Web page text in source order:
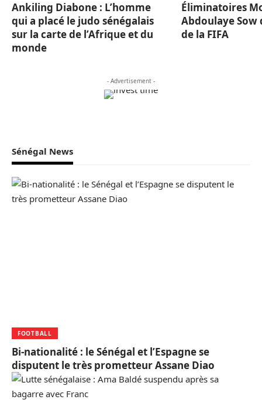
Ankiling Diabone : L’homme
qui a placé le judo sénégalais
sur la carte de l’Afrique et du
monde
Éliminatoires
Abdoulaye Sow
de la FIFA
- Advertisement -
Sénégal News
FOOTBALL
Bi-nationalité : le Sénégal et l’Espagne se
disputent le très prometteur Assane Diao